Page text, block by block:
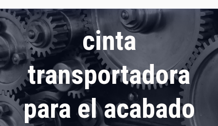
cinta
transportadora
para el acabado